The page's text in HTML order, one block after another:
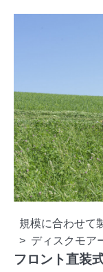
規模に合わせて
ディスクモア
フロント直装